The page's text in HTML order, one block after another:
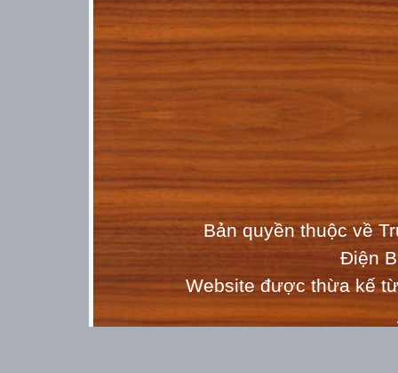
Bản quyền thuộc về
Điện
Website được thừa kế